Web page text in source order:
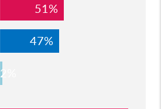
51%
47%
2%